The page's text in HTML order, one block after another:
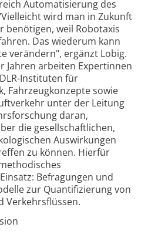
Automatisierung des
wird man in Zukunft
benötigen, weil Robotaxis
Das wiederum kann
verändern", ergänzt Lobig.
Jahren arbeiten Expertinnen
Instituten für
Fahrzeugkonzepte sowie
unter der Leitung
daran,
die gesellschaftlichen,
Auswirkungen
zu können. Hierfür
Befragungen und
zur Quantifizierung von
Verkehrsflüssen.